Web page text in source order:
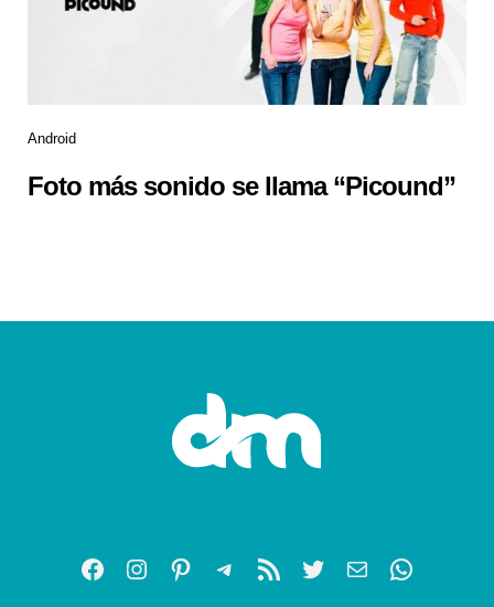
Android
Foto más sonido se llama “Picound”